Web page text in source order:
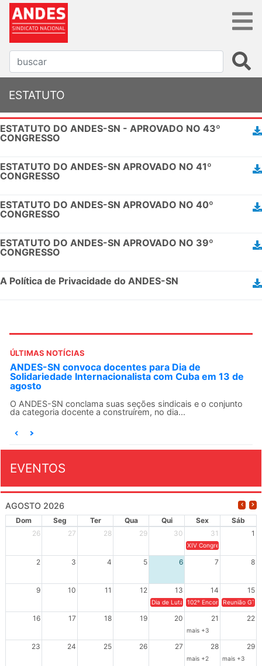
ESTATUTO
ESTATUTO DO ANDES-SN - APROVADO NO 43º
CONGRESSO
ESTATUTO DO ANDES-SN APROVADO NO 41º
CONGRESSO
ESTATUTO DO ANDES-SN APROVADO NO 40º
CONGRESSO
ESTATUTO DO ANDES-SN APROVADO NO 39º
CONGRESSO
A Política de Privacidade do ANDES-SN
ÚLTIMAS NOTÍCIAS
ANDES-SN convoca docentes para Dia de
Solidariedade Internacionalista com Cuba em 13 de
agosto
O ANDES-SN conclama suas seções sindicais e o conjunto
da categoria docente a construírem, no dia...
EVENTOS
AGOSTO 2026
Dom Seg Ter Qua Qui Sex
Sáb
26
27 28 29 30 31 1
XIV Congresso Brasileiro
2 3 4 5 6 7 8
9 10 11 12 13 14 15
Dia de Luta em Defesa de Cuba e da
102º Encontro da
Reunião
16 17 18 19 20 21 22
mais +3
23 24 25 26 27 28 29
mais +2 mais +3